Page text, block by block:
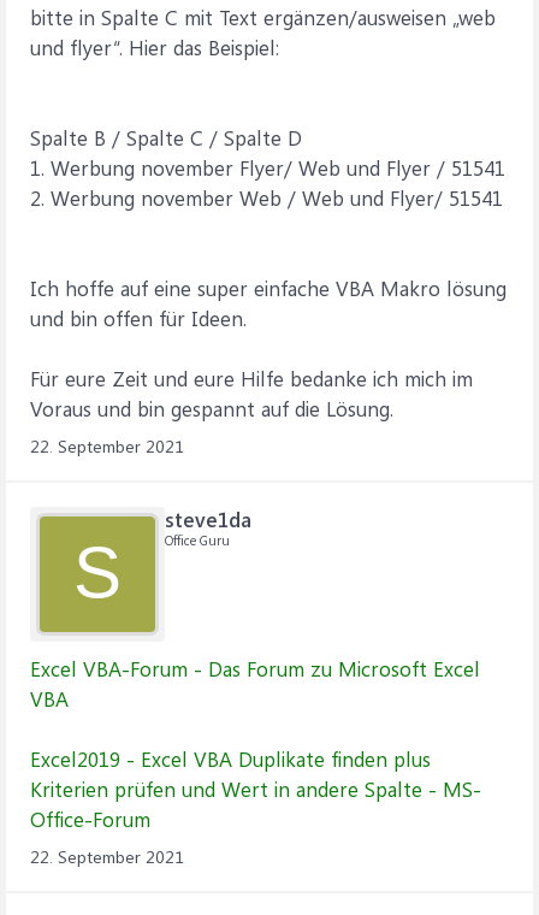
bitte in Spalte C mit Text ergänzen/ausweisen „web
und flyer“. Hier das Beispiel:
Spalte B / Spalte C / Spalte D
1. Werbung november Flyer/ Web und Flyer / 51541
2. Werbung november Web / Web und Flyer/ 51541
Ich hoffe auf eine super einfache VBA Makro lösung
und bin offen für Ideen.
Für eure Zeit und eure Hilfe bedanke ich mich im
Voraus und bin gespannt auf die Lösung.
22. September 2021
S
steve1da
Office Guru
Excel VBA-Forum - Das Forum zu Microsoft Excel
VBA
Excel2019 - Excel VBA Duplikate finden plus
Kriterien prüfen und Wert in andere Spalte - MS-
Office-Forum
22. September 2021